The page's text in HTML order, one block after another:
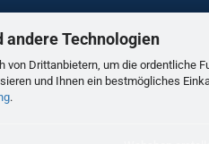
andere Technologien
von Drittanbietern, um die ordentliche
und Ihnen ein bestmögliches
.